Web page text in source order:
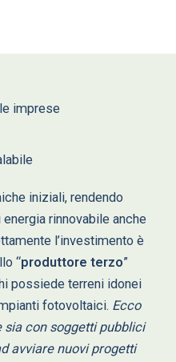
imprese
iniziali, rendendo
rinnovabile anche
l’investimento è
“produttore terzo”
possiede terreni idonei
fotovoltaici. Ecco
sia con soggetti pubblici
avviare nuovi progetti